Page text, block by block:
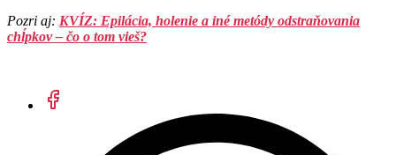
Pozri aj: KVÍZ: Epilácia, holenie a iné metódy odstraňovania
chĺpkov – čo o tom vieš?